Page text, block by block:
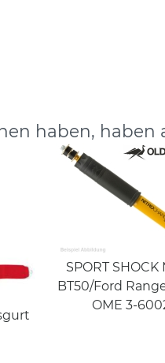
haben, haben
SPORT SHOCK
BT50/Ford
OME 3-